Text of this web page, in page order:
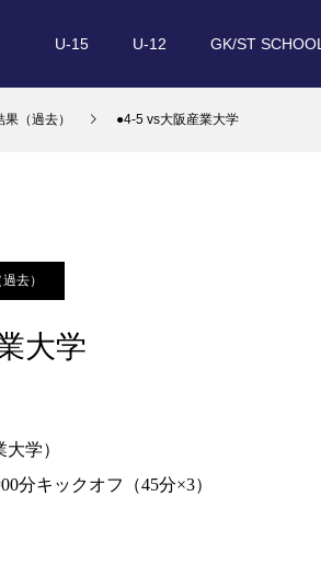
U-15 U-12 GK/ST SCHOOL
（過去） ●4-5 vs大阪産業大学
去）
大学
学）
分キックオフ（45分×3）